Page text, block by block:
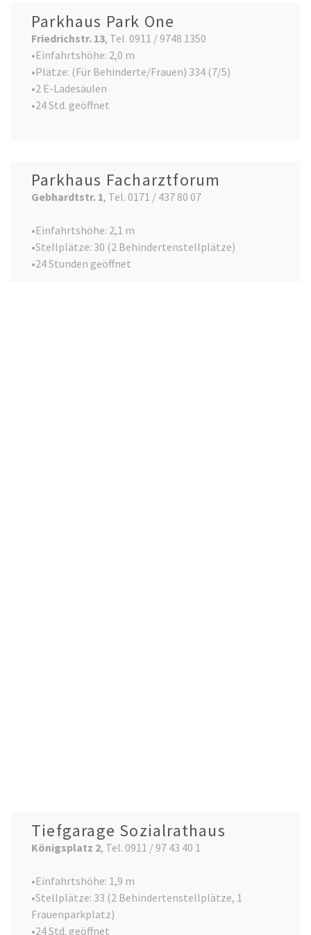
Parkhaus Park One
Friedrichstr. 13, Tel. 0911 / 9748 1350
•Einfahrtshöhe: 2,0 m
•Plätze: (Für Behinderte/Frauen) 334 (7/5)
•2 E-Ladesäulen
•24 Std. geöffnet
Parkhaus Facharztforum
Gebhardtstr. 1, Tel. 0171 / 437 80 07
•Einfahrtshöhe: 2,1 m
•Stellplätze: 30 (2 Behindertenstellplätze)
•24 Stunden geöffnet
Tiefgarage Sozialrathaus
Königsplatz 2, Tel. 0911 / 97 43 40 1
•Einfahrtshöhe: 1,9 m
•Stellplätze: 33 (2 Behindertenstellplätze, 1
Frauenparkplatz)
•24 Std. geöffnet